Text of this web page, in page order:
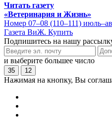
Читать газету
«Ветеринария и Жизнь»
Номер 07–08 (110–111)
Газета ВиЖ. Купить
Подпишитесь на нашу
и выберите большее число
35 12
Нажимая на кнопку, Вы